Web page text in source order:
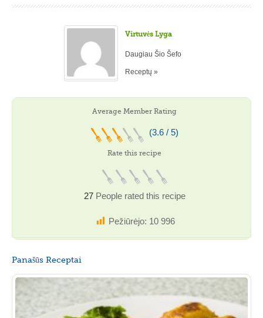
Virtuvės Lyga
Daugiau Šio Šefo
Receptų »
Average Member Rating
(3.6 / 5)
Rate this recipe
27 People rated this recipe
Pežiūrėjo: 10 996
Panašūs Receptai